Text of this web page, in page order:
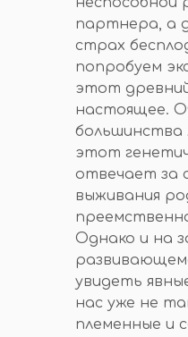
партнера, а
страх
попробуем
этот
настоящее.
большинства
этот
отвечает за
выживания
Однако и на
увидеть
нас уже не
племенные и